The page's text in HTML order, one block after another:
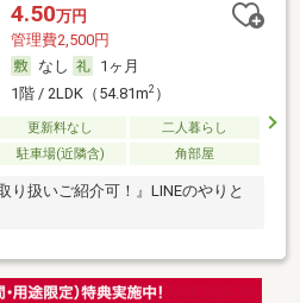
4.50万円
管理費2,500円
なし
1ヶ月
1階 / 2LDK（54.81m2）
更新料なし
二人暮らし
駐車場(近隣含) 角部屋
り扱いご紹介可！』LINEのやりと